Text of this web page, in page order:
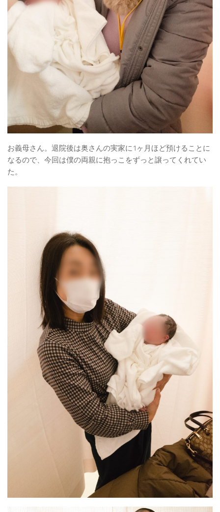
お義母さん。退院後は奥さんの実家に1ヶ月ほど預けることに
なるので、今回は僕の両親に抱っこをずっと譲ってくれてい
た。